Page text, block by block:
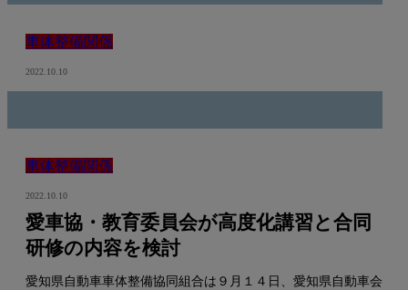
車体整備関係
2022.10.10
車体整備関係
2022.10.10
愛車協・教育委員会が高度化講習と合同
研修の内容を検討
愛知県自動車車体整備協同組合は９月１４日、愛知県自動車会